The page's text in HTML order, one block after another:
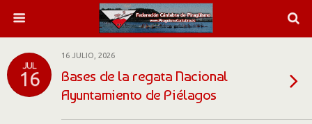
JUL
16
16 JULIO, 2026
Bases de la regata Nacional
Ayuntamiento de Piélagos